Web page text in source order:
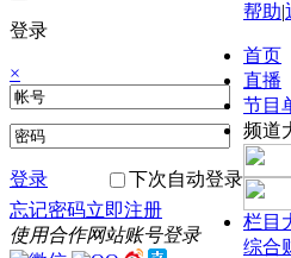
登录
×
登录
下次自动登录
忘记密码立即注册
使用合作网站账号登录
帮助|
首页
直播
节目
频道
栏目
综合